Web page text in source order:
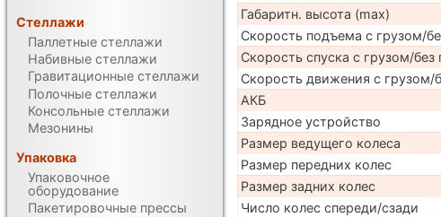
Габаритн. высота (max)
Скорость подъема с грузом/
Скорость спуска с грузом/без
Скорость движения с грузом/
АКБ
Зарядное устройство
Размер ведущего колеса
Размер передних колес
Размер задних колес
Число колес спереди/сзади
Стеллажи
Паллетные стеллажи
Набивные стеллажи
Гравитационные стеллажи
Полочные стеллажи
Консольные стеллажи
Мезонины
Упаковка
Упаковочное
оборудование
Пакетировочные прессы